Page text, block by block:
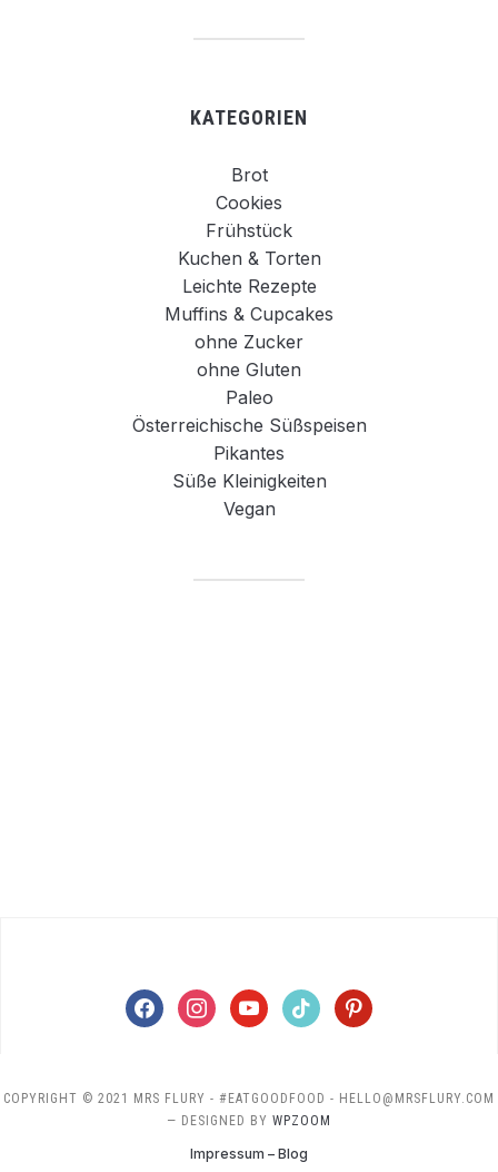
KATEGORIEN
Brot
Cookies
Frühstück
Kuchen & Torten
Leichte Rezepte
Muffins & Cupcakes
ohne Zucker
ohne Gluten
Paleo
Österreichische Süßspeisen
Pikantes
Süße Kleinigkeiten
Vegan
facebookinstagramyoutubetiktok pinterest
COPYRIGHT © 2021 MRS FLURY - #EATGOODFOOD - HELLO@MRSFLURY.COM
— DESIGNED BY WPZOOM
Impressum – Blog